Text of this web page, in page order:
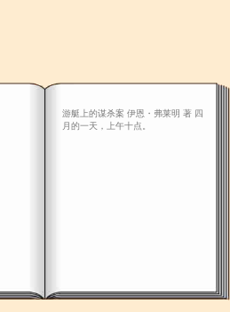
游艇上的谋杀案 伊恩・弗莱明 著 四
月的一天，上午十点。